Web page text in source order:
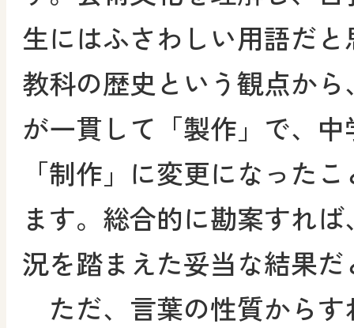
生にはふさわしい用語だ
教科の歴史という観点か
が一貫して「製作」で、
「制作」に変更になった
ます。総合的に勘案すれ
況を踏まえた妥当な結果
ただ、言葉の性質からす